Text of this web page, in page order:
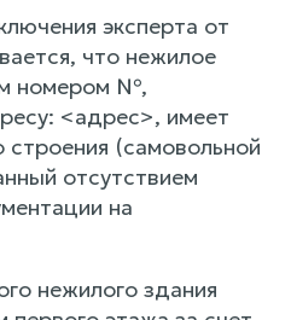
эксперта от
что нежилое
номером №,
<адрес>, имеет
строения (самовольной
отсутствием
на
нежилого здания